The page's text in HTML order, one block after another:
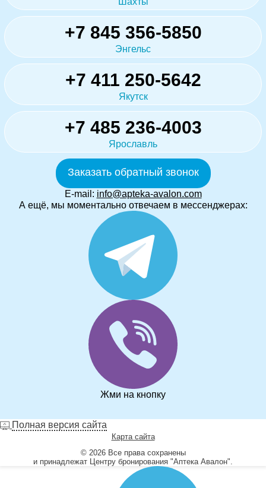
+7 845 356-5850
Энгельс
+7 411 250-5642
Якутск
+7 485 236-4003
Ярославль
Заказать обратный звонок
E-mail: info@apteka-avalon.com
А ещё, мы моментально отвечаем в мессенджерах:
Жми на кнопку
Полная версия сайта
Карта сайта
© 2026 Все права сохранены
и принадлежат Центру бронирования "Аптека Авалон".